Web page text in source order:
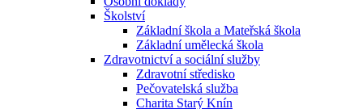
Školství
Základní škola a Mateřská škola
Základní umělecká škola
Zdravotnictví a sociální služby
Zdravotní středisko
Pečovatelská služba
Charita Starý Knín